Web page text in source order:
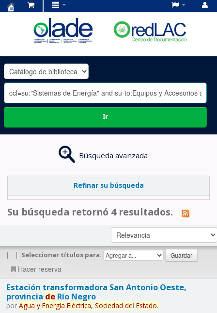
OLADE
-
Ir
Búsqueda avanzada
Refinar su búsqueda
Su búsqueda retornó 4 resultados.
| | Seleccionar títulos para:
Hacer reserva
Estación transformadora San Antonio Oeste,
provincia deRío Negro
por Agua y Energía Eléctrica, Sociedad del Estado.